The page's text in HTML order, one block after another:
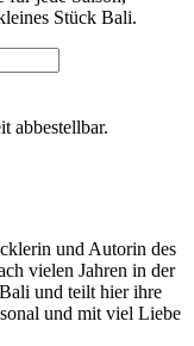
Stück Bali.
abbestellbar.
und Autorin des
vielen Jahren in der
und teilt hier ihre
und mit viel Liebe